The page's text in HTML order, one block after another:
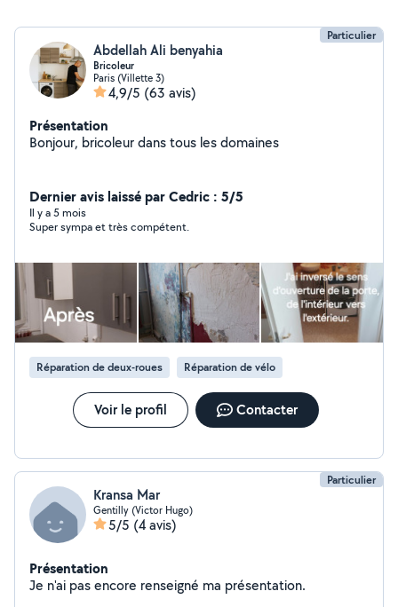
Particulier
Abdellah Ali benyahia
Bricoleur
Paris (Villette 3)
4,9/5 (63 avis)
Présentation
Bonjour, bricoleur dans tous les domaines
Dernier avis laissé par Cedric : 5/5
Il y a 5 mois
Super sympa et très compétent.
Réparation de deux-roues Réparation de vélo
Voir le profil Contacter
Particulier
Kransa Mar
Gentilly (Victor Hugo)
5/5 (4 avis)
Présentation
Je n'ai pas encore renseigné ma présentation.